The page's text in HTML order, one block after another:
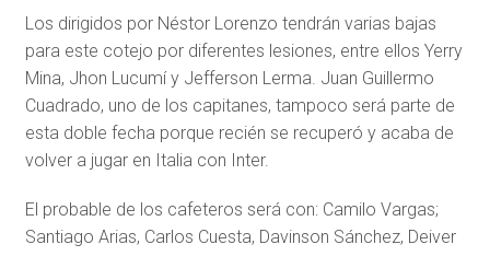
Los dirigidos por Néstor Lorenzo tendrán varias bajas
para este cotejo por diferentes lesiones, entre ellos Yerry
Mina, Jhon Lucumí y Jefferson Lerma. Juan Guillermo
Cuadrado, uno de los capitanes, tampoco será parte de
esta doble fecha porque recién se recuperó y acaba de
volver a jugar en Italia con Inter.
El probable de los cafeteros será con: Camilo Vargas;
Santiago Arias, Carlos Cuesta, Davinson Sánchez, Deiver